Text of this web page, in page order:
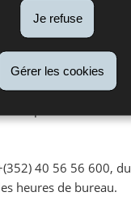
Je refuse
Gérer les cookies
et/ou l’Inspection
questions relatives à
d’un dossier en
respectives.
40 56 56 600, du
heures de bureau.